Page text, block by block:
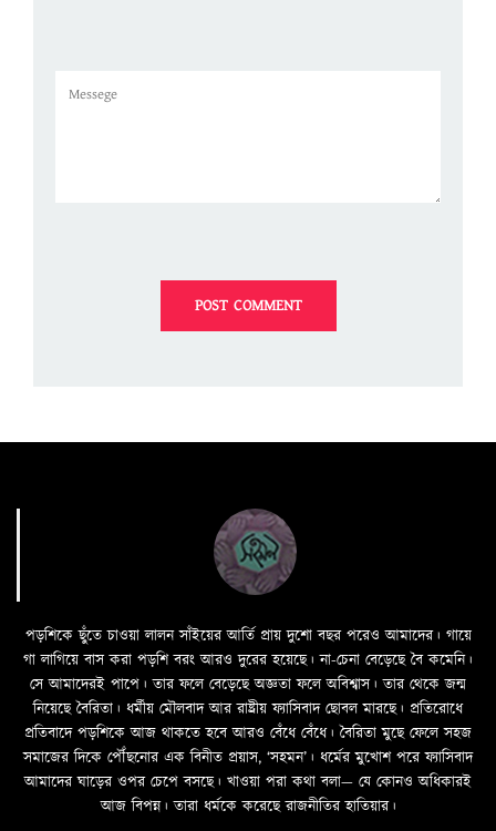
পড়শিকে ছুঁতে চাওয়া লালন সাঁইয়ের আর্তি প্রায় দুশো বছর পরেও আমাদের। গায়ে
গা লাগিয়ে বাস করা পড়শি বরং আরও দুরের হয়েছে। না-চেনা বেড়েছে বৈ কমেনি।
সে আমাদেরই পাপে। তার ফলে বেড়েছে অজ্ঞতা ফলে অবিশ্বাস। তার থেকে জন্ম
নিয়েছে বৈরিতা। ধর্মীয় মৌলবাদ আর রাষ্ট্রীয় ফ্যাসিবাদ ছোবল মারছে। প্রতিরোধে
প্রতিবাদে পড়শিকে আজ থাকতে হবে আরও বেঁধে বেঁধে। বৈরিতা মুছে ফেলে সহজ
সমাজের দিকে পৌঁছনোর এক বিনীত প্রয়াস, ‘সহমন’। ধর্মের মুখোশ পরে ফ্যাসিবাদ
আমাদের ঘাড়ের ওপর চেপে বসছে। খাওয়া পরা কথা বলা—­­ যে কোনও অধিকারই
আজ বিপন্ন। তারা ধর্মকে করেছে রাজনীতির হাতিয়ার।